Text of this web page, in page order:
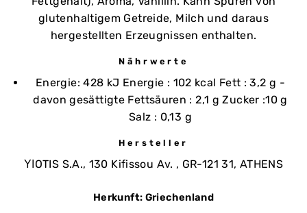
glutenhaltigem Getreide, Milch und daraus
hergestellten Erzeugnissen enthalten.
Nährwerte
Energie: 428 kJ Energie : 102 kcal Fett : 3,2 g -
davon gesättigte Fettsäuren : 2,1 g Zucker :10 g
Salz : 0,13 g
Hersteller
ΥΙOTIS S.A., 130 Kifissou Av. , GR-121 31, ATHENS
Herkunft: Griechenland